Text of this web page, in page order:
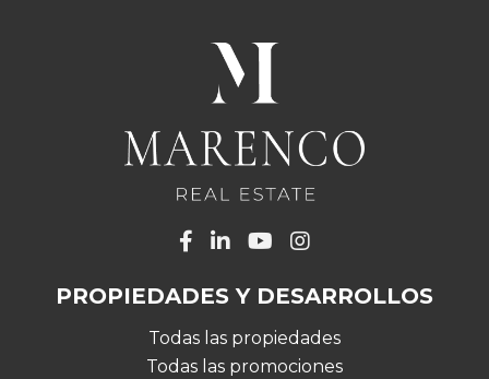
PROPIEDADES Y DESARROLLOS
Todas las propiedades
Todas las promociones